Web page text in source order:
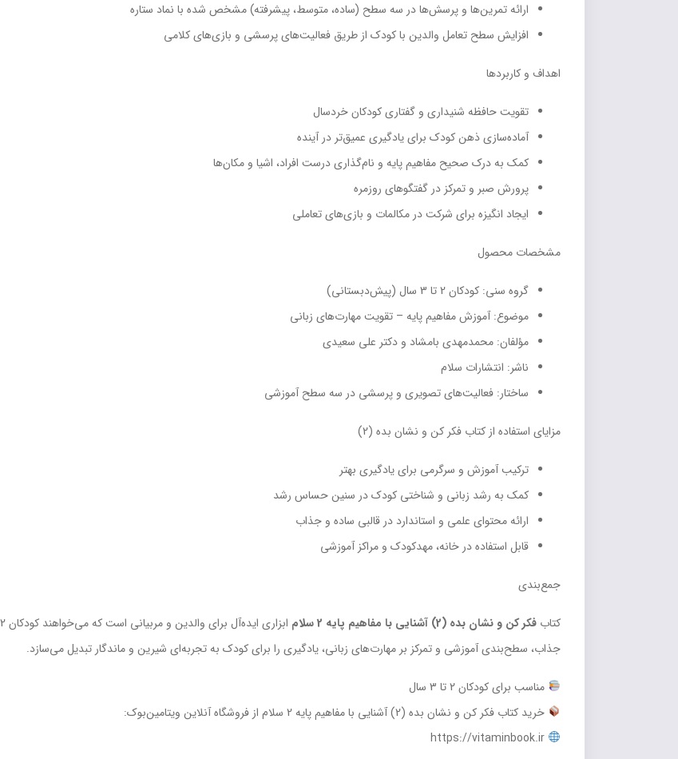
ارائه تمرین‌ها و پرسش‌ها در سه سطح (ساده، متوسط، پیشرفته) مشخص شده با نماد ستاره
افزایش سطح تعامل والدین با کودک از طریق فعالیت‌های پرسشی و بازی‌های کلامی
اهداف و کاربردها
تقویت حافظه شنیداری و گفتاری کودکان خردسال
آماده‌سازی ذهن کودک برای یادگیری عمیق‌تر در آینده
کمک به درک صحیح مفاهیم پایه و نام‌گذاری درست افراد، اشیا و مکان‌ها
پرورش صبر و تمرکز در گفتگوهای روزمره
ایجاد انگیزه برای شرکت در مکالمات و بازی‌های تعاملی
مشخصات محصول
گروه سنی: کودکان 2 تا 3 سال (پیش‌دبستانی)
موضوع: آموزش مفاهیم پایه – تقویت مهارت‌های زبانی
مؤلفان: محمدمهدی بامشاد و دکتر علی سعیدی
ناشر: انتشارات سلام
ساختار: فعالیت‌های تصویری و پرسشی در سه سطح آموزشی
مزایای استفاده از کتاب فکر کن و نشان بده (2)
ترکیب آموزش و سرگرمی برای یادگیری بهتر
کمک به رشد زبانی و شناختی کودک در سنین حساس رشد
ارائه محتوای علمی و استاندارد در قالبی ساده و جذاب
قابل استفاده در خانه، مهدکودک و مراکز آموزشی
جمع‌بندی
کتاب فکر کن و نشان بده (2) آشنایی با مفاهیم پایه 2 سلام
جذاب، سطح‌بندی آموزشی و تمرکز بر مهارت‌های زبانی، یادگیری را برای کودک به تجربه‌ای شیرین و ماندگار تبدیل می‌سازد.
مناسب برای کودکان 2 تا 3 سال
خرید کتاب فکر کن و نشان بده (2) آشنایی با مفاهیم پایه 2 سلام از فروشگاه آنلاین ویتامین‌بوک:
https://vitaminbook.ir